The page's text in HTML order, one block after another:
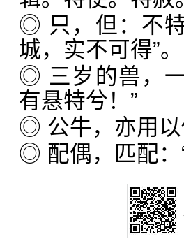
◎ 只，但：不
城，实不可得”。
◎ 三岁的兽，
有悬特兮！”
◎ 公牛，亦用以
◎ 配偶，匹配：